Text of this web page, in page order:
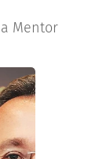
Mentor